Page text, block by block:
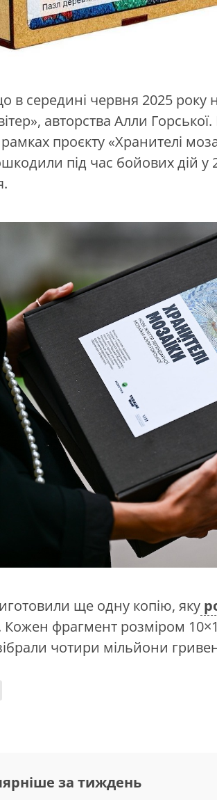
в середині червня 2025 року
авторства Алли
проєкту «Хранителі
під час бойових дій у
ще одну копію, яку
Кожен фрагмент розміром
чотири мільйони
за тиждень